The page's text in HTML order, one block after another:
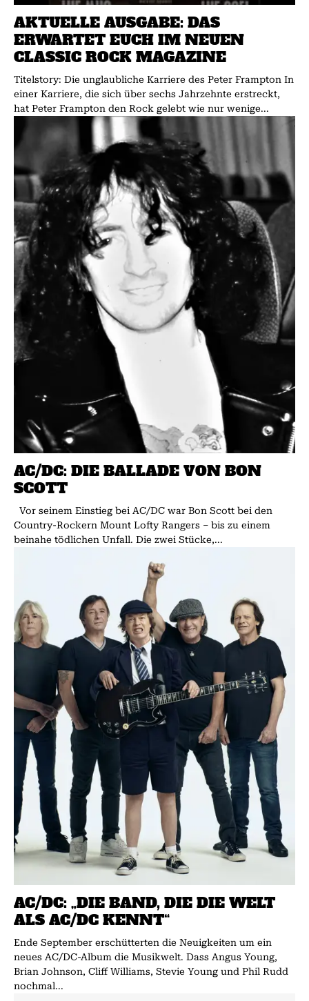
AKTUELLE AUSGABE: DAS
ERWARTET EUCH IM NEUEN
CLASSIC ROCK MAGAZINE
Titelstory: Die unglaubliche Karriere des Peter Frampton In
einer Karriere, die sich über sechs Jahrzehnte erstreckt,
hat Peter Frampton den Rock gelebt wie nur wenige...
AC/DC: DIE BALLADE VON BON
SCOTT
Country-Rockern Mount Lofty ­Rangers – bis zu einem
beinahe tödlichen Unfall. Die zwei Stücke,...
AC/DC: „DIE BAND, DIE DIE WELT
ALS AC/DC KENNT“
Ende September erschütterten die Neuigkeiten um ein
neues AC/DC-Album die Musikwelt. Dass Angus Young,
Brian Johnson, Cliff Williams, Stevie Young und Phil Rudd
nochmal...